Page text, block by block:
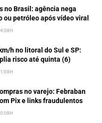
no Brasil: agência nega
ou petróleo após vídeo viral
h no litoral do Sul e SP:
risco até quinta (6)
no varejo: Febraban
Pix e links fraudulentos